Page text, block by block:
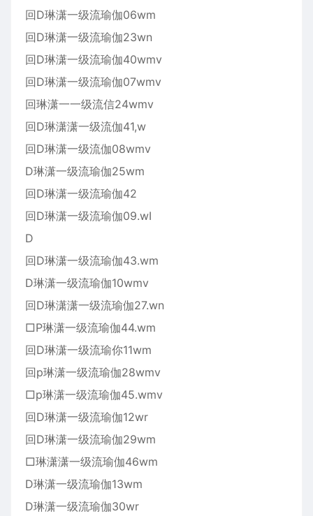
回D琳潇一级流瑜伽06wm
回D琳潇一级流瑜伽23wn
回D琳潇一级流瑜伽40wmv
回D琳潇一级流瑜伽07wmv
回琳潇一一级流信24wmv
回D琳潇潇一级流伽41,w
回D琳潇一级流伽08wmv
D琳潇一级流瑜伽25wm
回D琳潇一级流瑜伽42
回D琳潇一级流瑜伽09.wI
D
回D琳潇一级流瑜伽43.wm
D琳潇一级流瑜伽10wmv
回D琳潇潇一级流瑜伽27.wn
□P琳潇一级流瑜伽44.wm
回D琳潇一级流瑜你11wm
回p琳潇一级流瑜伽28wmv
□p琳潇一级流瑜伽45.wmv
回D琳潇一级流瑜伽12wr
回D琳潇一级流瑜伽29wm
□琳潇潇一级流瑜伽46wm
D琳潇一级流瑜伽13wm
D琳潇一级流瑜伽30wr